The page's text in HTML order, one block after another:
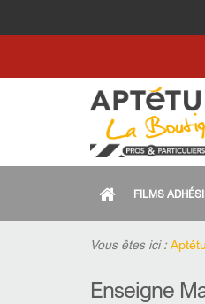
FILMS
Vous êtes ici :
Enseigne